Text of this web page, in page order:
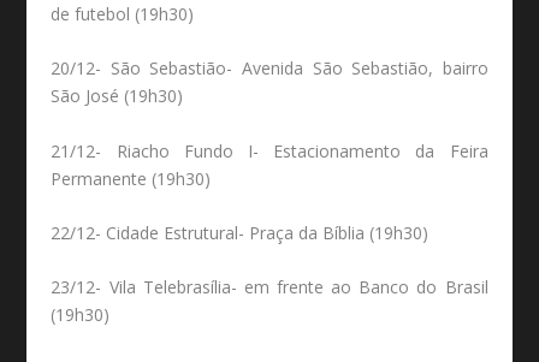
de futebol (19h30)
20/12- São Sebastião- Avenida São Sebastião, bairro
São José (19h30)
21/12- Riacho Fundo I- Estacionamento da Feira
Permanente (19h30)
22/12- Cidade Estrutural- Praça da Bíblia (19h30)
23/12- Vila Telebrasília- em frente ao Banco do Brasil
(19h30)